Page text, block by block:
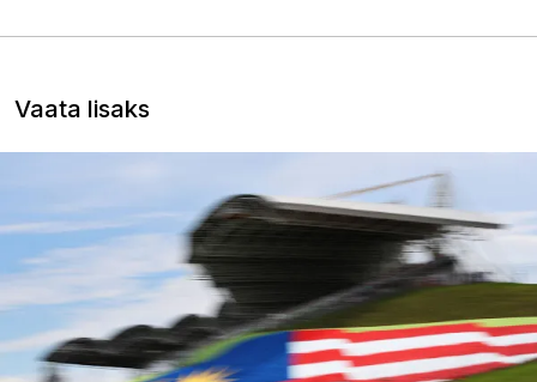
Vaata lisaks